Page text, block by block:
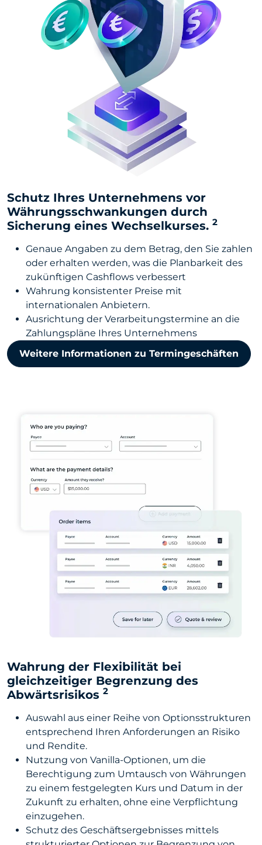
Schutz Ihres Unternehmens vor
Währungsschwankungen durch
Sicherung eines Wechselkurses. 2
Genaue Angaben zu dem Betrag, den Sie zahlen
oder erhalten werden, was die Planbarkeit des
zukünftigen Cashflows verbessert
Wahrung konsistenter Preise mit
internationalen Anbietern.
Ausrichtung der Verarbeitungstermine an die
Zahlungspläne Ihres Unternehmens
Weitere Informationen zu Termingeschäften
Wahrung der Flexibilität bei
gleichzeitiger Begrenzung des
Abwärtsrisikos 2
Auswahl aus einer Reihe von Optionsstrukturen
entsprechend Ihren Anforderungen an Risiko
und Rendite.
Nutzung von Vanilla-Optionen, um die
Berechtigung zum Umtausch von Währungen
zu einem festgelegten Kurs und Datum in der
Zukunft zu erhalten, ohne eine Verpflichtung
einzugehen.
Schutz des Geschäftsergebnisses mittels